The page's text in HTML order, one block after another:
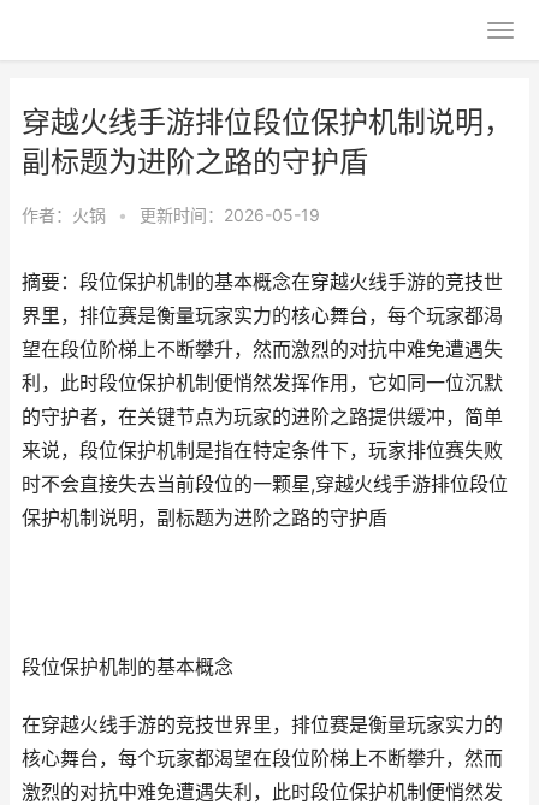
穿越火线手游排位段位保护机制说明，
副标题为进阶之路的守护盾
作者： 火锅 • 更新时间：2026-05-19
摘要：段位保护机制的基本概念在穿越火线手游的竞技世
界里，排位赛是衡量玩家实力的核心舞台，每个玩家都渴
望在段位阶梯上不断攀升，然而激烈的对抗中难免遭遇失
利，此时段位保护机制便悄然发挥作用，它如同一位沉默
的守护者，在关键节点为玩家的进阶之路提供缓冲，简单
来说，段位保护机制是指在特定条件下，玩家排位赛失败
时不会直接失去当前段位的一颗星,穿越火线手游排位段位
保护机制说明，副标题为进阶之路的守护盾
段位保护机制的基本概念
在穿越火线手游的竞技世界里，排位赛是衡量玩家实力的
核心舞台，每个玩家都渴望在段位阶梯上不断攀升，然而
激烈的对抗中难免遭遇失利，此时段位保护机制便悄然发